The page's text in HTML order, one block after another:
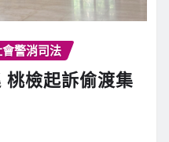
警消司法
檢起訴偷渡集